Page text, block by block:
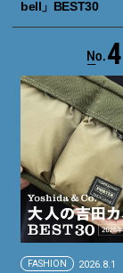
bell」BEST30
4
FASHION 2026.8.1